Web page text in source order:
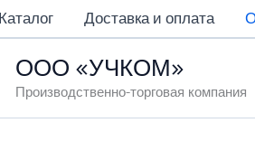
Каталог Доставка и оплата
ООО «УЧКОМ»
Производственно-торговая компания